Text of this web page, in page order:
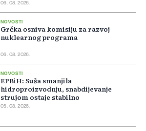
06. 08. 2026.
NOVOSTI
Grčka osniva komisiju za razvoj
nuklearnog programa
06. 08. 2026.
NOVOSTI
EPBiH: Suša smanjila
hidroproizvodnju, snabdijevanje
strujom ostaje stabilno
05. 08. 2026.